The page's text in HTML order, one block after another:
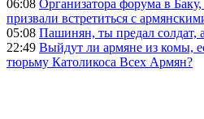
06:08 Организатора форума в
призвали встретиться с
05:08 Пашинян, ты предал солдат,
22:49 Выйдут ли армяне из комы,
тюрьму Католикоса Всех Армян?